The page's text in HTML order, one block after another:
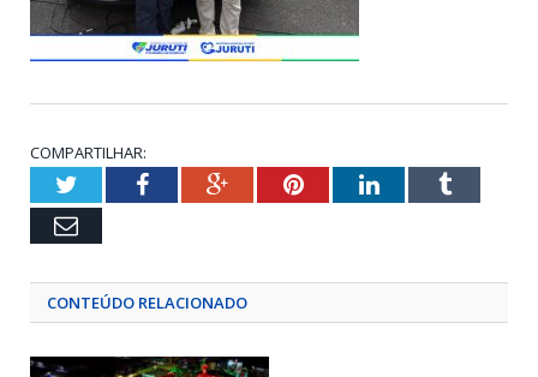
COMPARTILHAR:
TwitterFacebookGoogle+PinterestLinkedInTumblr
Email
CONTEÚDO RELACIONADO